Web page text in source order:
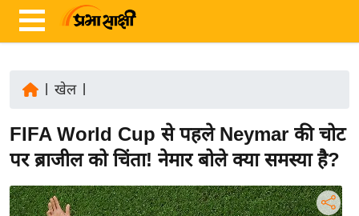
ज़ा
ख
र
खेल|
FIFA World Cup से पहले Neymar की चोट
पर ब्राजील को चिंता! नेमार बोले क्या समस्या है?